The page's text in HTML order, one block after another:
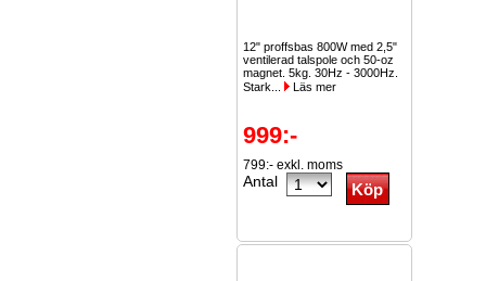
12" proffsbas 800W med 2,5"
ventilerad talspole och 50-oz
magnet. 5kg. 30Hz - 3000Hz.
Stark...
Läs mer
999:-
799:- exkl. moms
Antal